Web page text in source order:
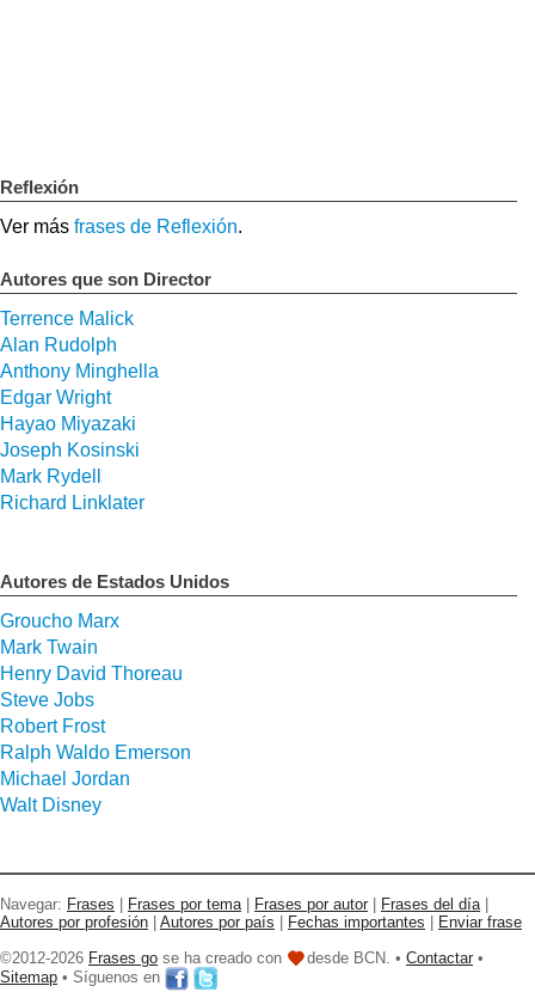
Reflexión
Ver más frases de Reflexión.
Autores que son Director
Terrence Malick
Alan Rudolph
Anthony Minghella
Edgar Wright
Hayao Miyazaki
Joseph Kosinski
Mark Rydell
Richard Linklater
Autores de Estados Unidos
Groucho Marx
Mark Twain
Henry David Thoreau
Steve Jobs
Robert Frost
Ralph Waldo Emerson
Michael Jordan
Walt Disney
Navegar: Frases Frases por tema| Frases por autor Frases del día|
Autores por profesión
Autores por país Fechas importantes
Enviar frase
©2012-2026 Frases go se ha creado con desde BCN. • Contactar •
Sitemap • Síguenos en